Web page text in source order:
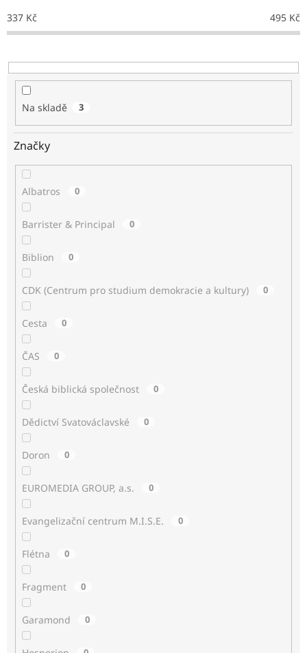
k
t
337 Kč 495 Kč
Na skladě 3
Značky
Albatros 0
Barrister & Principal 0
Biblion 0
CDK (Centrum pro studium demokracie a kultury) 0
Cesta 0
ČAS 0
Česká biblická společnost 0
Dědictví Svatováclavské 0
Doron 0
EUROMEDIA GROUP, a.s. 0
Evangelizační centrum M.I.S.E. 0
Flétna 0
Fragment 0
Garamond 0